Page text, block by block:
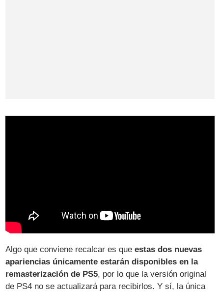
Algo que conviene recalcar es queestas dos nuevas
apariencias únicamente estarán disponibles en la
remasterización de PS5, por lo que la versión original
de PS4 no se actualizará para recibirlos. Y sí, la única